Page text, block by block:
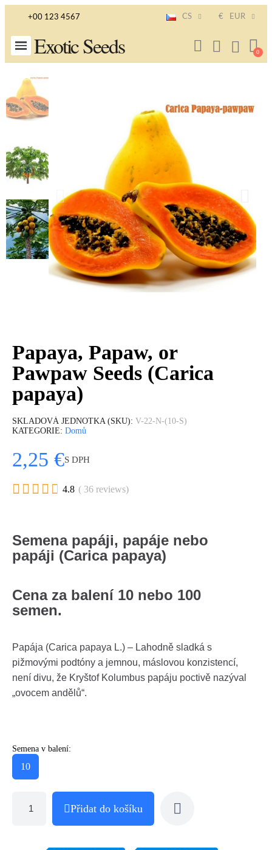
+00 123 4567 CS € EUR
Exotic Seeds
Papaya, Papaw, or
Pawpaw Seeds (Carica
papaya)
SKLADOVÁ JEDNOTKA (SKU) V-22-N-(10-S)
KATEGORIE Domů
2,25 €S DPH
     4.8 ( 36 reviews)
Semena papáji, papáje nebo
papáji (Carica papaya)
Cena za balení 10 nebo 100
semen.
Papája (Carica papaya L.) – Lahodně sladká s
pižmovými podtóny a jemnou, máslovou konzistencí,
není divu, že Kryštof Kolumbus papáju poctivě nazýval
„ovocem andělů“.
Semena v balení:
10
Přidat do košíku